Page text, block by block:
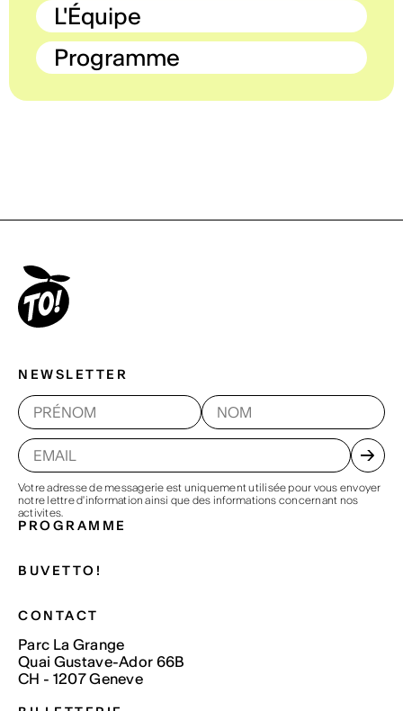
L'Équipe
Programme
NEWSLETTER
Votre adresse de messagerie est uniquement utilisée pour vous envoyer
notre lettre d'information ainsi que des informations concernant nos
activites.
PROGRAMME
BUVETTO!
CONTACT
Parc La Grange
Quai Gustave-Ador 66B
CH - 1207 Geneve